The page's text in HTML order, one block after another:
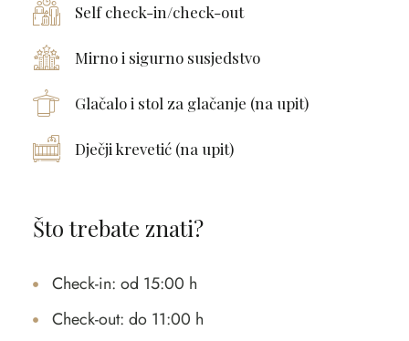
Self check-in/check-out
Mirno i sigurno susjedstvo
Glačalo i stol za glačanje (na upit)
Dječji krevetić (na upit)
Što trebate znati?
Check-in: od 15:00 h
Check-out: do 11:00 h